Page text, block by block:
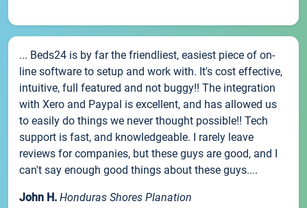
... Beds24 is by far the friendliest, easiest piece of on-
line software to setup and work with. It's cost effective,
intuitive, full featured and not buggy!! The integration
with Xero and Paypal is excellent, and has allowed us
to easily do things we never thought possible!! Tech
support is fast, and knowledgeable. I rarely leave
reviews for companies, but these guys are good, and I
can't say enough good things about these guys....
John H. Honduras Shores Planation